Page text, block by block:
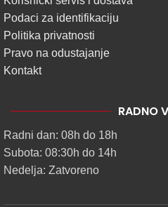
Podaci za identifikaciju
Politika privatnosti
Pravo na odustajanje
Kontakt
RADNO
Radni dan: 08h do 18h
Subota: 08:30h do 14h
Nedelja: Zatvoreno